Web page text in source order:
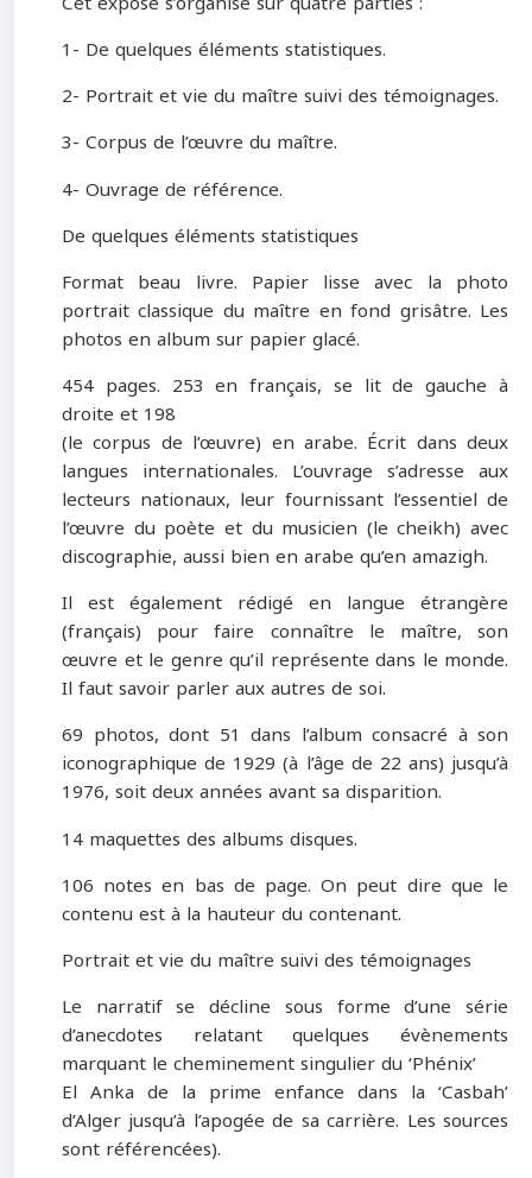
1- De quelques éléments statistiques.
2- Portrait et vie du maître suivi des témoignages.
3- Corpus de l’œuvre du maître.
4- Ouvrage de référence.
De quelques éléments statistiques
Format beau livre. Papier lisse avec la photo
portrait classique du maître en fond grisâtre. Les
photos en album sur papier glacé.
454 pages. 253 en français, se lit de gauche à
droite et 198
(le corpus de l’œuvre) en arabe. Écrit dans deux
langues internationales. L’ouvrage s’adresse aux
lecteurs nationaux, leur fournissant l’essentiel de
l’œuvre du poète et du musicien (le cheikh) avec
discographie, aussi bien en arabe qu’en amazigh.
Il est également rédigé en langue étrangère
(français) pour faire connaître le maître, son
œuvre et le genre qu’il représente dans le monde.
Il faut savoir parler aux autres de soi.
69 photos, dont 51 dans l’album consacré à son
iconographique de 1929 (à l’âge de 22 ans) jusqu’à
1976, soit deux années avant sa disparition.
14 maquettes des albums disques.
106 notes en bas de page. On peut dire que le
contenu est à la hauteur du contenant.
Portrait et vie du maître suivi des témoignages
Le narratif se décline sous forme d’une série
d’anecdotes relatant quelques évènements
marquant le cheminement singulier du ‘Phénix’
El Anka de la prime enfance dans la ‘Casbah’
d’Alger jusqu’à l’apogée de sa carrière. Les sources
sont référencées).